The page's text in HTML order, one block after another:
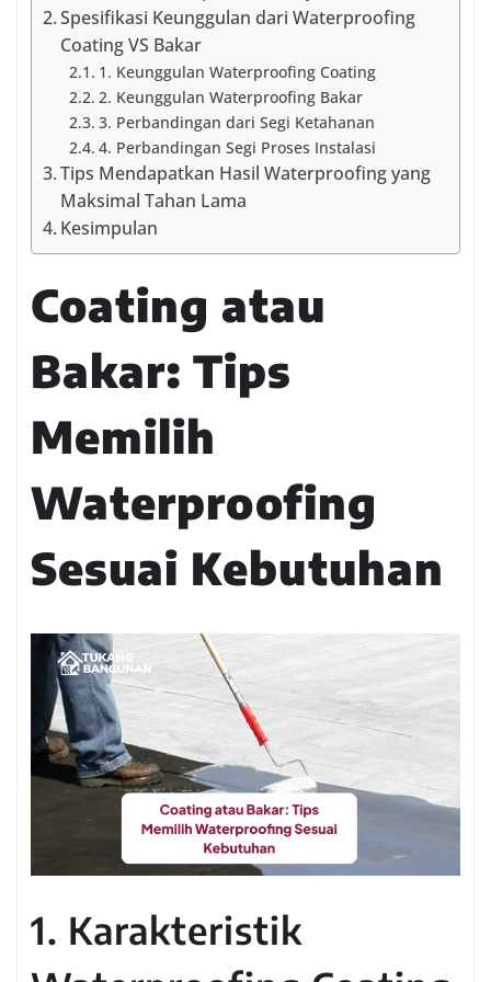
Spesifikasi Keunggulan dari Waterproofing
Coating VS Bakar
1. Keunggulan Waterproofing Coating
2. Keunggulan Waterproofing Bakar
3. Perbandingan dari Segi Ketahanan
4. Perbandingan Segi Proses Instalasi
Tips Mendapatkan Hasil Waterproofing yang
Maksimal Tahan Lama
Kesimpulan
Coating atau
Bakar: Tips
Memilih
Waterproofing
Sesuai Kebutuhan
1. Karakteristik